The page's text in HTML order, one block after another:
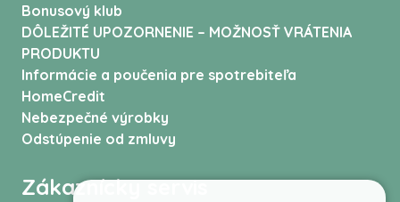
Bonusový klub
DÔLEŽITÉ UPOZORNENIE – MOŽNOSŤ VRÁTENIA
PRODUKTU
Informácie a poučenia pre spotrebiteľa
HomeCredit
Nebezpečné výrobky
Odstúpenie od zmluvy
Zákaznícky servis